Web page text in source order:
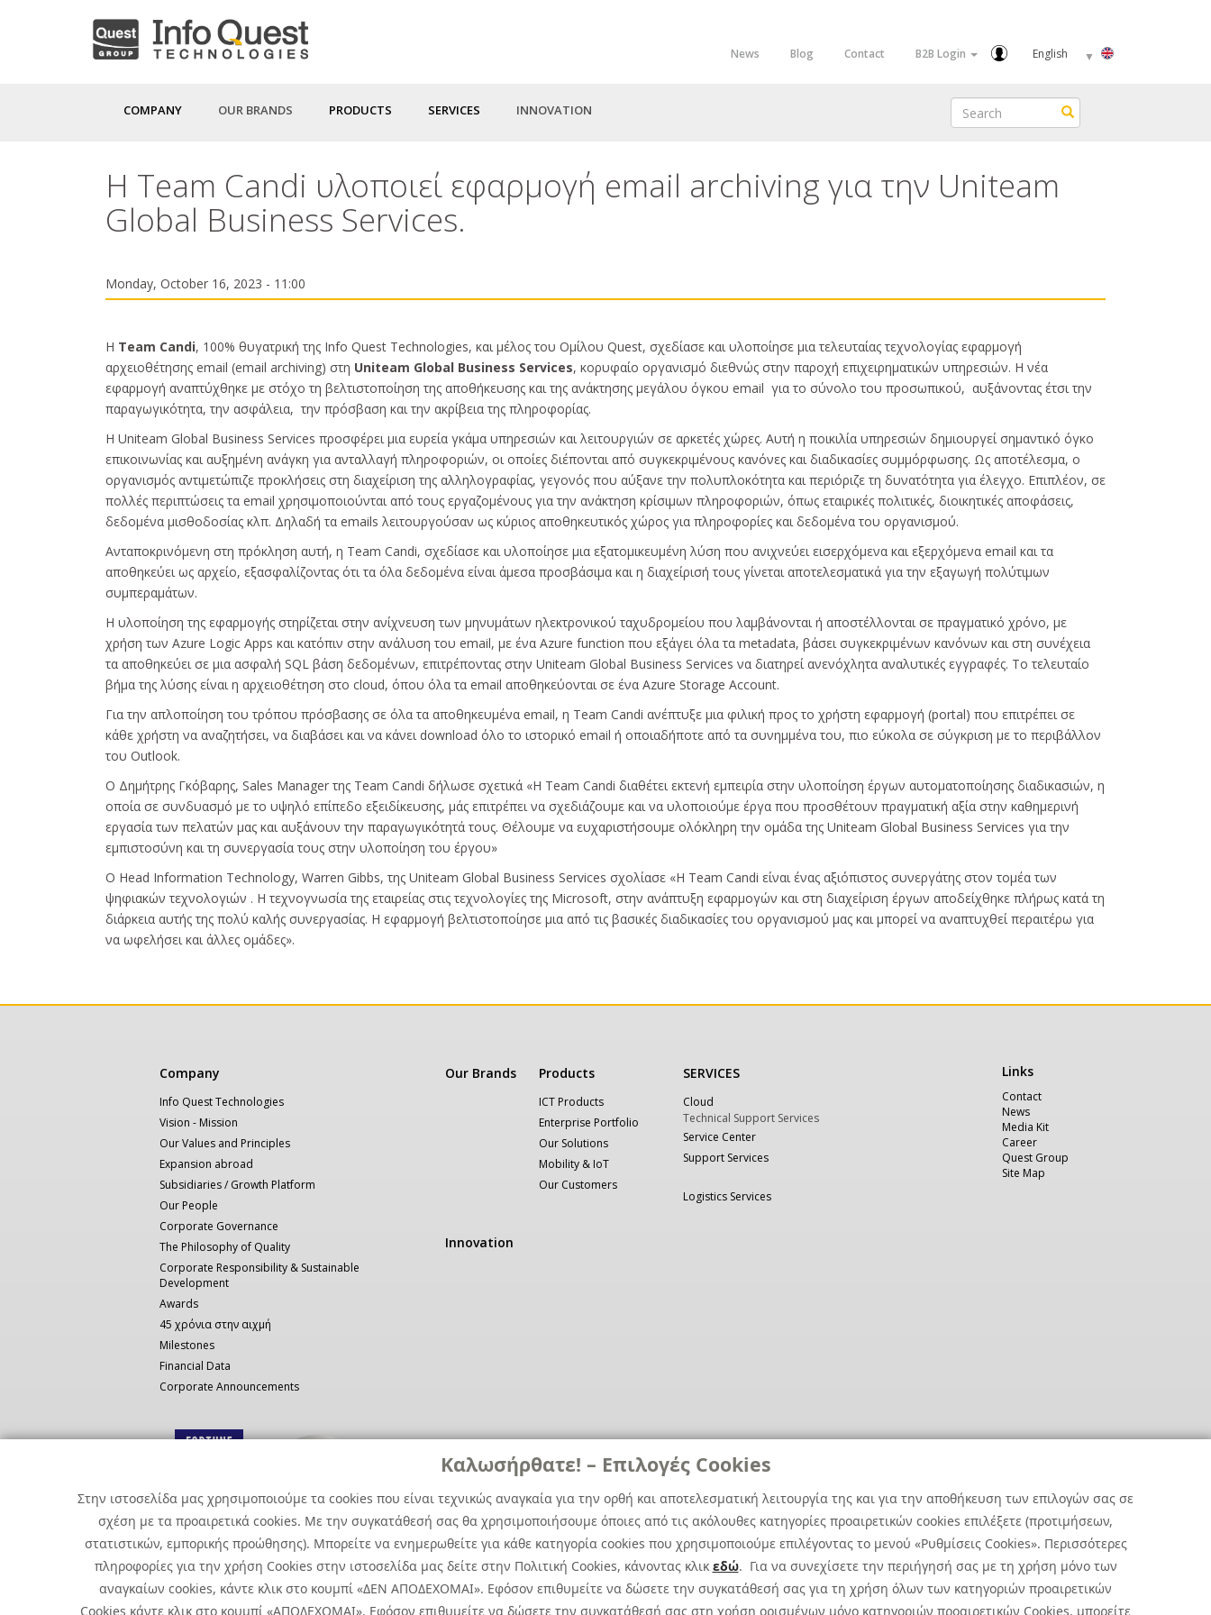
Καλωσήρθατε! – Επιλογές Cookies
Στην ιστοσελίδα μας χρησιμοποιούμε τα cookies που είναι τεχνικώς αναγκαία για την ορθή και αποτελεσματική λειτουργία της και για την αποθήκευση των επιλογών σας σε
σχέση με τα προαιρετικά cookies. Με την συγκατάθεσή σας θα χρησιμοποιήσουμε όποιες από τις ακόλουθες κατηγορίες προαιρετικών cookies επιλέξετε (προτιμήσεων,
στατιστικών, εμπορικής προώθησης). Μπορείτε να ενημερωθείτε για κάθε κατηγορία cookies που χρησιμοποιούμε επιλέγοντας το μενού «Ρυθμίσεις Cookies». Περισσότερες
πληροφορίες για την χρήση Cookies στην ιστοσελίδα μας δείτε στην Πολιτική Cookies, κάνοντας κλικ εδώ. Για να συνεχίσετε την περιήγησή σας με τη χρήση μόνο των
αναγκαίων cookies, κάντε κλικ στο κουμπί «ΔΕΝ ΑΠΟΔΕΧΟΜΑΙ». Εφόσον επιθυμείτε να δώσετε την συγκατάθεσή σας για τη χρήση όλων των κατηγοριών προαιρετικών
Cookies κάντε κλικ στο κουμπί «ΑΠΟΔΕΧΟΜΑΙ». Εφόσον επιθυμείτε να δώσετε την συγκατάθεσή σας στη χρήση ορισμένων μόνο κατηγοριών προαιρετικών Cookies, μπορείτε
News Blog Contact B2B Login
Select
language
COMPANY OUR BRANDS PRODUCTS SERVICES INNOVATION Search Search
Η Team Candi υλοποιεί εφαρμογή email archiving για την Uniteam
Global Business Services.
Monday, October 16, 2023 - 11:00
Η Team Candi, 100% θυγατρική της Info Quest Technologies, και μέλος του Ομίλου Quest, σχεδίασε και υλοποίησε μια τελευταίας τεχνολογίας εφαρμογή
αρχειοθέτησης email (email archiving) στη Uniteam Global Business Services, κορυφαίο οργανισμό διεθνώς στην παροχή επιχειρηματικών υπηρεσιών. Η νέα
εφαρμογή αναπτύχθηκε με στόχο τη βελτιστοποίηση της αποθήκευσης και της ανάκτησης μεγάλου όγκου email για το σύνολο του προσωπικού, αυξάνοντας έτσι την
παραγωγικότητα, την ασφάλεια, την πρόσβαση και την ακρίβεια της πληροφορίας.
Η Uniteam Global Business Services προσφέρει μια ευρεία γκάμα υπηρεσιών και λειτουργιών σε αρκετές χώρες. Αυτή η ποικιλία υπηρεσιών δημιουργεί σημαντικό όγκο
επικοινωνίας και αυξημένη ανάγκη για ανταλλαγή πληροφοριών, οι οποίες διέπονται από συγκεκριμένους κανόνες και διαδικασίες συμμόρφωσης. Ως αποτέλεσμα, ο
οργανισμός αντιμετώπιζε προκλήσεις στη διαχείριση της αλληλογραφίας, γεγονός που αύξανε την πολυπλοκότητα και περιόριζε τη δυνατότητα για έλεγχο. Επιπλέον, σε
πολλές περιπτώσεις τα email χρησιμοποιούνται από τους εργαζομένους για την ανάκτηση κρίσιμων πληροφοριών, όπως εταιρικές πολιτικές, διοικητικές αποφάσεις,
δεδομένα μισθοδοσίας κλπ. Δηλαδή τα emails λειτουργούσαν ως κύριος αποθηκευτικός χώρος για πληροφορίες και δεδομένα του οργανισμού.
Ανταποκρινόμενη στη πρόκληση αυτή, η Team Candi, σχεδίασε και υλοποίησε μια εξατομικευμένη λύση που ανιχνεύει εισερχόμενα και εξερχόμενα email και τα
αποθηκεύει ως αρχείο, εξασφαλίζοντας ότι τα όλα δεδομένα είναι άμεσα προσβάσιμα και η διαχείρισή τους γίνεται αποτελεσματικά για την εξαγωγή πολύτιμων
συμπεραμάτων.
H υλοποίηση της εφαρμογής στηρίζεται στην ανίχνευση των μηνυμάτων ηλεκτρονικού ταχυδρομείου που λαμβάνονται ή αποστέλλονται σε πραγματικό χρόνο, με
χρήση των Azure Logic Apps και κατόπιν στην ανάλυση του email, με ένα Azure function που εξάγει όλα τα metadata, βάσει συγκεκριμένων κανόνων και στη συνέχεια
τα αποθηκεύει σε μια ασφαλή SQL βάση δεδομένων, επιτρέποντας στην Uniteam Global Business Services να διατηρεί ανενόχλητα αναλυτικές εγγραφές. Το τελευταίο
βήμα της λύσης είναι η αρχειοθέτηση στο cloud, όπου όλα τα email αποθηκεύονται σε ένα Azure Storage Account.
Για την απλoποίηση του τρόπου πρόσβασης σε όλα τα αποθηκευμένα email, η Team Candi ανέπτυξε μια φιλική προς το χρήστη εφαρμογή (portal) που επιτρέπει σε
κάθε χρήστη να αναζητήσει, να διαβάσει και να κάνει download όλο το ιστορικό email ή οποιαδήποτε από τα συνημμένα του, πιο εύκολα σε σύγκριση με το περιβάλλον
του Outlook.
O Δημήτρης Γκόβαρης, Sales Manager της Team Candi δήλωσε σχετικά «Η Team Candi διαθέτει εκτενή εμπειρία στην υλοποίηση έργων αυτοματοποίησης διαδικασιών, η
οποία σε συνδυασμό με το υψηλό επίπεδο εξειδίκευσης, μάς επιτρέπει να σχεδιάζουμε και να υλοποιούμε έργα που προσθέτουν πραγματική αξία στην καθημερινή
εργασία των πελατών μας και αυξάνουν την παραγωγικότητά τους. Θέλουμε να ευχαριστήσουμε ολόκληρη την ομάδα της Uniteam Global Business Services για την
εμπιστοσύνη και τη συνεργασία τους στην υλοποίηση του έργου»
Ο Head Information Technology, Warren Gibbs, της Uniteam Global Business Services σχολίασε «Η Team Candi είναι ένας αξιόπιστος συνεργάτης στον τομέα των
ψηφιακών τεχνολογιών . Η τεχνογνωσία της εταιρείας στις τεχνολογίες της Microsoft, στην ανάπτυξη εφαρμογών και στη διαχείριση έργων αποδείχθηκε πλήρως κατά τη
διάρκεια αυτής της πολύ καλής συνεργασίας. Η εφαρμογή βελτιστοποίησε μια από τις βασικές διαδικασίες του οργανισμού μας και μπορεί να αναπτυχθεί περαιτέρω για
να ωφελήσει και άλλες ομάδες».
Κεντρική
πλοήγηση
Company
Info Quest Technologies
Vision - Mission
Our Values and Principles
Expansion abroad
Subsidiaries / Growth Platform
Our People
Corporate Governance
The Philosophy of Quality
Corporate Responsibility & Sustainable
Development
Awards
45 χρόνια στην αιχμή
Milestones
Financial Data
Corporate Announcements
Our Brands Products
ICT Products
Enterprise Portfolio
Our Solutions
Mobility & IoT
Our Customers
SERVICES
Cloud
Technical Support Services
Service Center
Support Services
Logistics Services
Innovation
Χρήσιμα
Links
Contact
News
Media Kit
Career
Quest Group
Site Map